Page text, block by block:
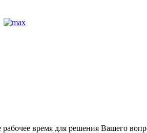
время для решения Вашего